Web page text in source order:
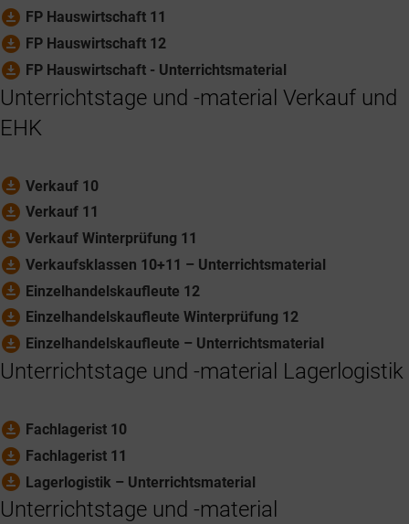
download_for_offline FP Hauswirtschaft 11
download_for_offline FP Hauswirtschaft 12
download_for_offline FP Hauswirtschaft - Unterrichtsmaterial
Unterrichtstage und -material Verkauf und
EHK
download_for_offline Verkauf 10
download_for_offline Verkauf 11
download_for_offline Verkauf Winterprüfung 11
download_for_offline Verkaufsklassen 10+11 – Unterrichtsmaterial
download_for_offline Einzelhandelskaufleute 12
download_for_offline Einzelhandelskaufleute Winterprüfung 12
download_for_offline Einzelhandelskaufleute – Unterrichtsmaterial
Unterrichtstage und -material Lagerlogistik
download_for_offline Fachlagerist 10
download_for_offline Fachlagerist 11
download_for_offline Lagerlogistik – Unterrichtsmaterial
Unterrichtstage und -material